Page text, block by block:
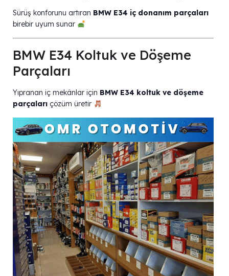
Sürüş konforunu artıran BMW E34 iç donanım parçaları
birebir uyum sunar
BMW E34 Koltuk ve Döşeme
Parçaları
Yıpranan iç mekânlar için BMW E34 koltuk ve döşeme
parçaları çözüm üretir